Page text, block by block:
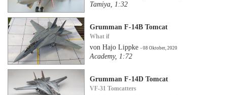
Tamiya, 1:32
Grumman F-14B Tomcat
What if
von Hajo Lippke- 08 Oktober, 2020
Academy, 1:72
Grumman F-14D Tomcat
VF-31 Tomcatters